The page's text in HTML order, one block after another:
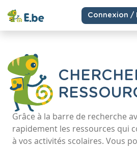
Connexion /
Grâce à la barre de recherche
rapidement les ressources qui
à vos activités scolaires. Vous